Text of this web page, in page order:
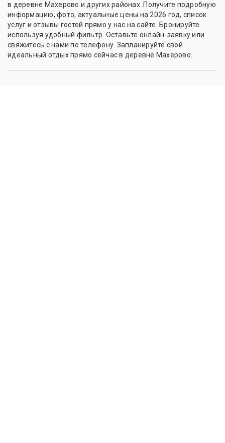
в деревне Махерово и других районах. Получите подробную
информацию, фото, актуальные цены на 2026 год, список
услуг и отзывы гостей прямо у нас на сайте. Бронируйте
используя удобный фильтр. Оставьте онлайн-заявку или
свяжитесь с нами по телефону. Запланируйте свой
идеальный отдых прямо сейчас в деревне Махерово.